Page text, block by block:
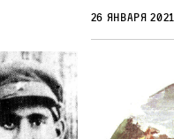
26 января 2021